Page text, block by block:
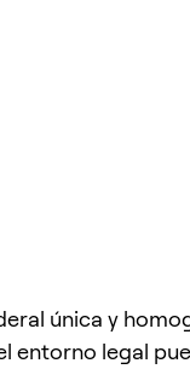
única y
entorno legal